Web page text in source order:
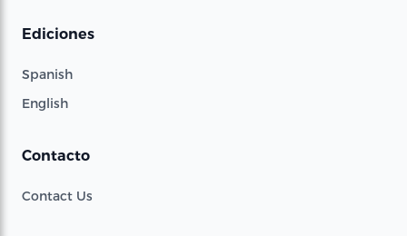
Ediciones
Spanish
English
Contacto
Contact Us